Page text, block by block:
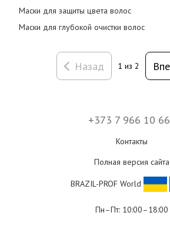
Маски для защиты цвета волос
Маски для глубокой очистки волос
Назад 1 из 2
+373 7 966 10 66
Контакты
Полная версия сайта
BRAZIL-PROF World
Пн–Пт: 10:00–18:00